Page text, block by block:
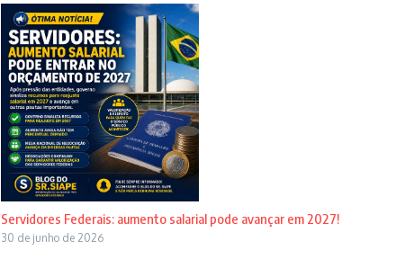
Servidores Federais: aumento salarial pode avançar em 2027!
30 de junho de 2026